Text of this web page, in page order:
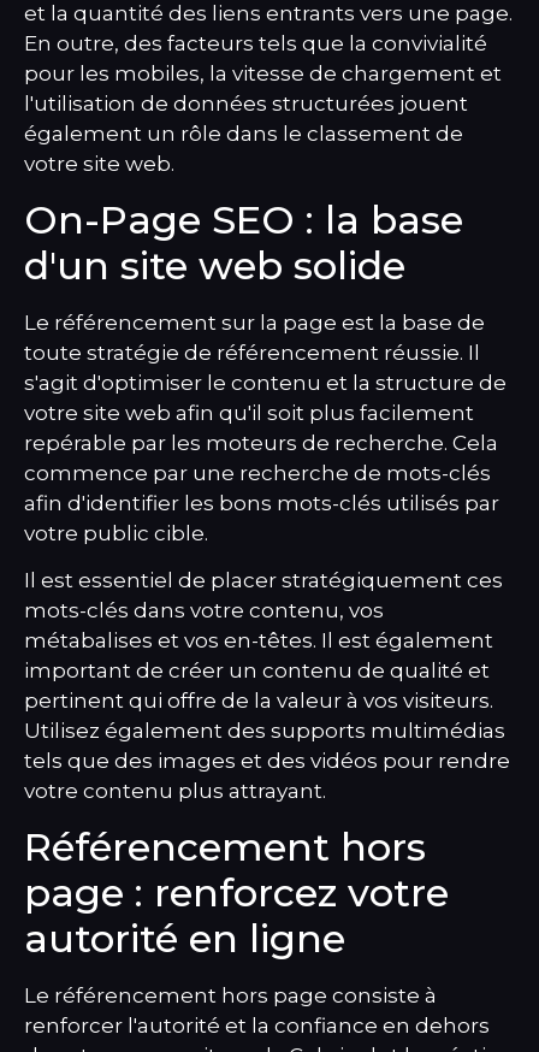
et la quantité des liens entrants vers une page.
En outre, des facteurs tels que la convivialité
pour les mobiles, la vitesse de chargement et
l'utilisation de données structurées jouent
également un rôle dans le classement de
votre site web.
On-Page SEO : la base
d'un site web solide
Le référencement sur la page est la base de
toute stratégie de référencement réussie. Il
s'agit d'optimiser le contenu et la structure de
votre site web afin qu'il soit plus facilement
repérable par les moteurs de recherche. Cela
commence par une recherche de mots-clés
afin d'identifier les bons mots-clés utilisés par
votre public cible.
Il est essentiel de placer stratégiquement ces
mots-clés dans votre contenu, vos
métabalises et vos en-têtes. Il est également
important de créer un contenu de qualité et
pertinent qui offre de la valeur à vos visiteurs.
Utilisez également des supports multimédias
tels que des images et des vidéos pour rendre
votre contenu plus attrayant.
Référencement hors
page : renforcez votre
autorité en ligne
Le référencement hors page consiste à
renforcer l'autorité et la confiance en dehors